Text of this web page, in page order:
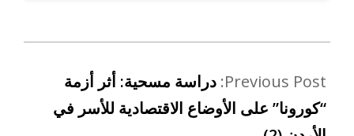
Previous Post: دراسة مسحية: أثر أزمة
“كورونا” على الأوضاع الاقتصادية للأسر في